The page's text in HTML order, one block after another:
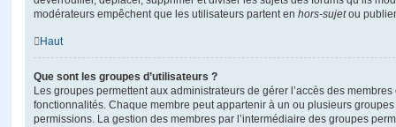
modérateurs empêchent que les utilisateurs partent en hors-sujetou
Haut
Que sont les groupes d’utilisateurs ?
Les groupes permettent aux administrateurs de gérer l’accès des
fonctionnalités. Chaque membre peut appartenir à un ou plusieurs
permissions. La gestion des membres par l’intermédiaire des groupes